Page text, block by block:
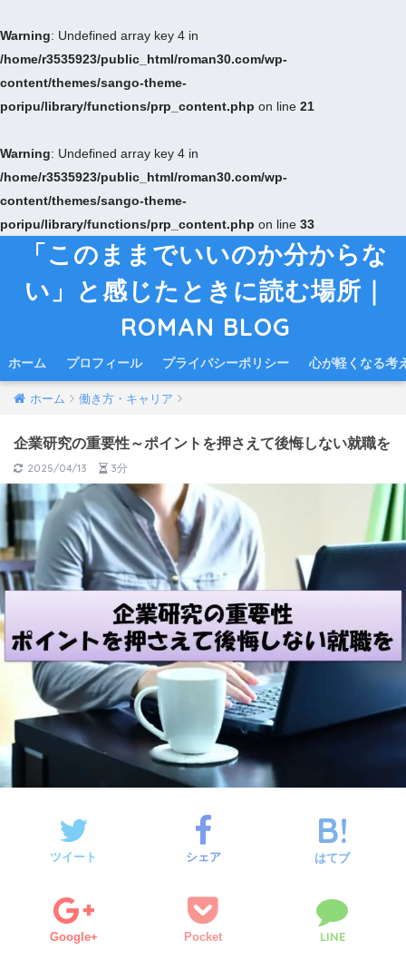
Warning: Undefined array key 4 in
/home/r3535923/public_html/roman30.com/wp-
content/themes/sango-theme-
poripu/library/functions/prp_content.php on line 21
Warning: Undefined array key 4 in
/home/r3535923/public_html/roman30.com/wp-
content/themes/sango-theme-
poripu/library/functions/prp_content.php on line 33
「このままでいいのか分からな
い」と感じたときに読む場所｜
ROMAN BLOG
ホーム プロフィール プライバシーポリシー 心が軽くなる考
ホーム 働き方・キャリア
企業研究の重要性～ポイントを押さえて後悔しない就職を
2025/04/13 3分
ツイート シェア はてブ
Google+ Pocket LINE